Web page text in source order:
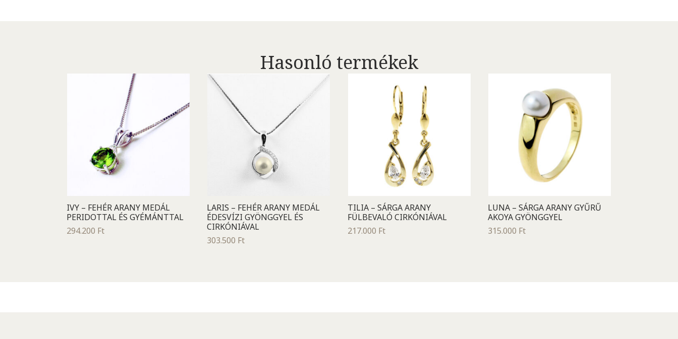
Hasonló termékek
IVY – FEHÉR ARANY MEDÁL
PERIDOTTAL ÉS GYÉMÁNTTAL
294.200 Ft
LARIS – FEHÉR ARANY MEDÁL
ÉDESVÍZI GYÖNGGYEL ÉS
CIRKÓNIÁVAL
303.500 Ft
TILIA – SÁRGA ARANY
FÜLBEVALÓ CIRKÓNIÁVAL
217.000 Ft
LUNA – SÁRGA ARANY GYŰRŰ
AKOYA GYÖNGGYEL
315.000 Ft